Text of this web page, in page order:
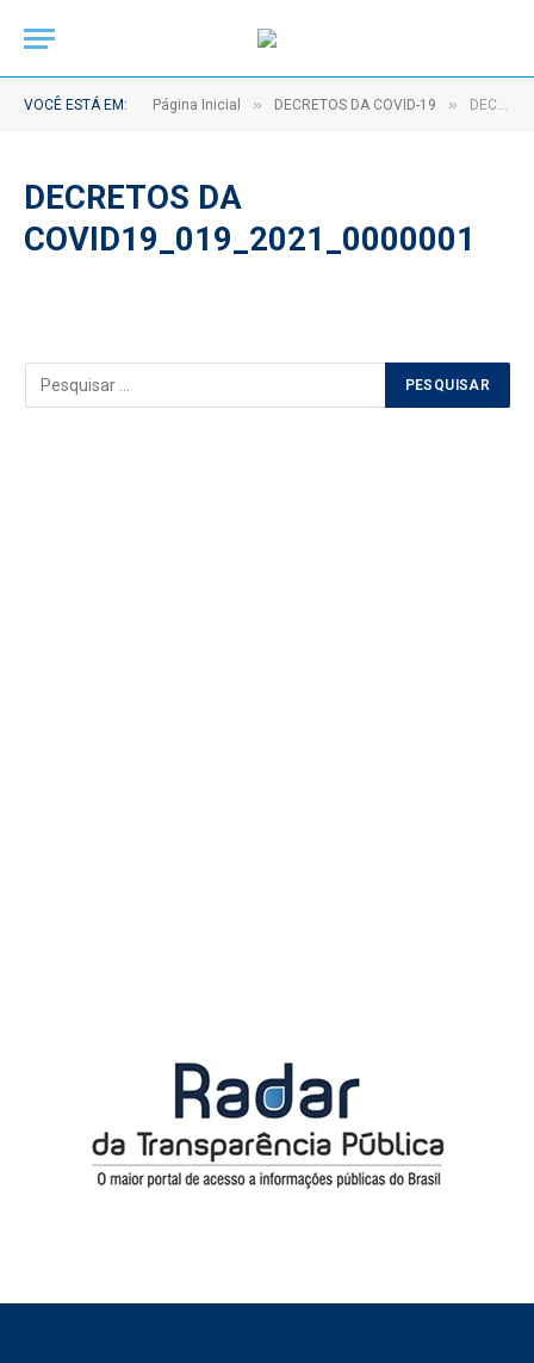
VOCÊ ESTÁ EM: Página Inicial » DECRETOS DA COVID-19 » DECRETOS DA COVID19_019_2021_0000001
DECRETOS DA
COVID19_019_2021_0000001